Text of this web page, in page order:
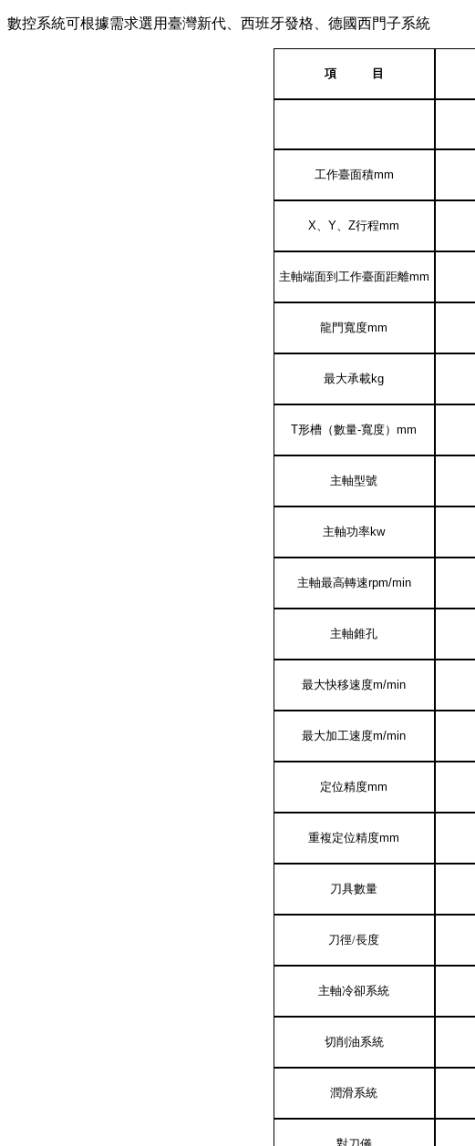
數控系統可根據需求選用臺灣新代、西班牙發格、德國西門子系統
項 目
工作臺面積mm
X、 Y、 Z行程mm
主軸端面到工作臺面距離mm
龍門寬度mm
最大承載kg
T形槽（數量-寬度） mm
主軸型號
主軸功率kw
主軸最高轉速rpm/min
主軸錐孔
最大快移速度m/min
最大加工速度m/min
定位精度mm
重複定位精度mm
刀具數量
刀徑/長度
主軸冷卻系統
切削油系統
潤滑系統